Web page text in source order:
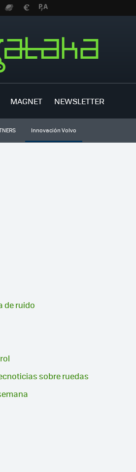
MAGNET NEWSLETTER
Innovación Volvo
de ruido
sobre ruedas